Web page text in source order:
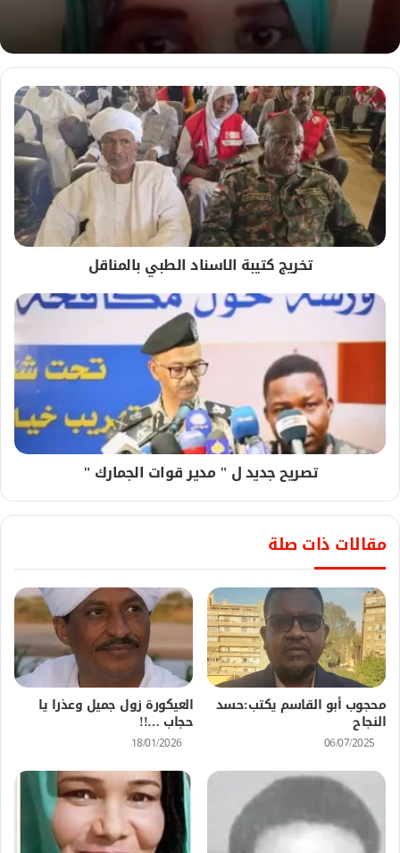
تخريج كتيبة الاسناد الطبي بالمناقل
تصريح جديد ل " مدير قوات الجمارك "
مقالات ذات صلة
محجوب أبو القاسم يكتب:حسد
النجاح
06/07/2025
العيكورة زول جميل وعذرا يا
حجاب …!!
18/01/2026